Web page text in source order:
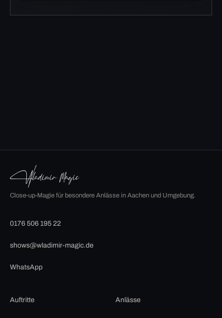
Close-up-Magie für besondere Anlässe in Aachen und Umgebung.
0176 506 195 22
shows@wladimir-magic.de
WhatsApp
Auftritte Anlässe